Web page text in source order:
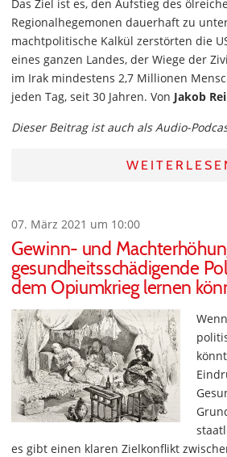
Das Ziel ist es, den Aufstieg des
Regionalhegemonen dauerhaft zu
machtpolitische Kalkül zerstörten die
eines ganzen Landes, der Wiege der
im Irak mindestens 2,7 Millionen
jeden Tag, seit 30 Jahren. Von Jakob
Dieser Beitrag ist auch als Audio-
07. März 2021 um 10:00
Gewinn- und
gesundheitsschädigende
dem Opiumkrieg lernen
es gibt einen klaren Zielkonflikt